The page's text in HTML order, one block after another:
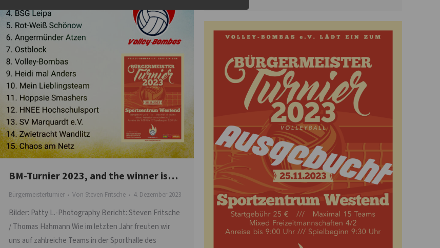
BM-Turnier 2023, and the winner is…
Bürgermeisterturnier Von Steven Fritsche 4. Dezember 2023
Bilder: Patty L.-Photography Bericht: Steven Fritsche
/ Thomas Hahmann Wie im letzten Jahr freuten wir
uns auf zahlreiche Teams in der Sporthalle des